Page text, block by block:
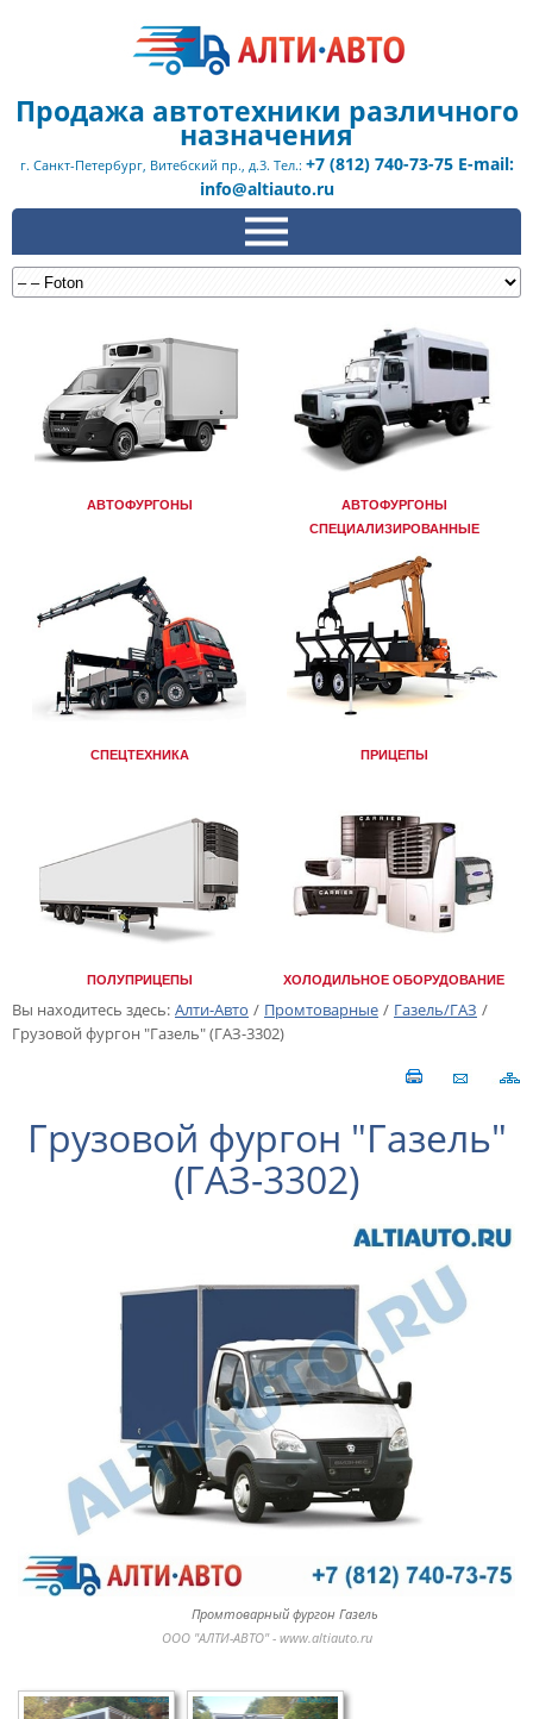
Продажа автотехники различного
назначения
г. Санкт-Петербург, Витебский пр., д.3. Тел.: +7 (812) 740-73-75 E-mail:
info@altiauto.ru
АВТОФУРГОНЫ
АВТОФУРГОНЫ
СПЕЦИАЛИЗИРОВАННЫЕ
СПЕЦТЕХНИКА ПРИЦЕПЫ
ПОЛУПРИЦЕПЫ ХОЛОДИЛЬНОЕ ОБОРУДОВАНИЕ
Вы находитесь здесь: Алти-Авто / Промтоварные / Газель/ГАЗ /
Грузовой фургон "Газель" (ГАЗ-3302)
Грузовой фургон "Газель"
(ГАЗ-3302)
Промтоварный фургон Газель
ООО "АЛТИ-АВТО" - www.altiauto.ru